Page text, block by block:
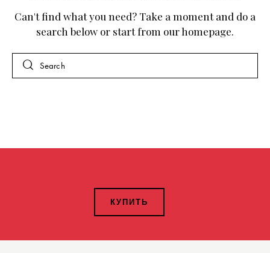
Can't find what you need? Take a moment and do a
search below or start from our homepage.
КУПИТЬ